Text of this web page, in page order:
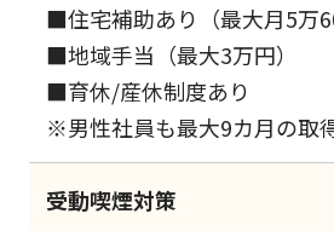
■住宅補助あり（最大月5万
■地域手当（最大3万円）
■育休/産休制度あり
※男性社員も最大9カ月の取
受動喫煙対策